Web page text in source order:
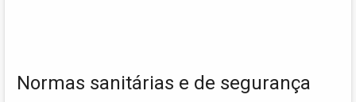
Normas sanitárias e de segurança